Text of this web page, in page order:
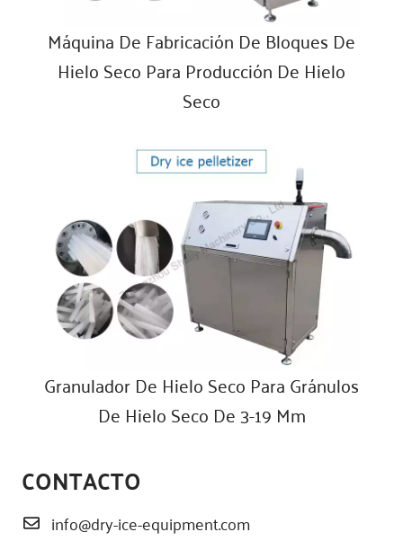
Máquina De Fabricación De Bloques De
Hielo Seco Para Producción De Hielo
Seco
Granulador De Hielo Seco Para Gránulos
De Hielo Seco De 3-19 Mm
CONTACTO
info@dry-ice-equipment.com